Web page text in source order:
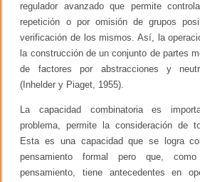
regulador avanzado que permite
repetición o por omisión de grupos
verificación de los mismos. Así, la
la construcción de un conjunto de partes
de factores por abstracciones y
(Inhelder y Piaget, 1955).
La capacidad combinatoria es
problema, permite la consideración de
Esta es una capacidad que se logra
pensamiento formal pero que,
pensamiento, tiene antecedentes en